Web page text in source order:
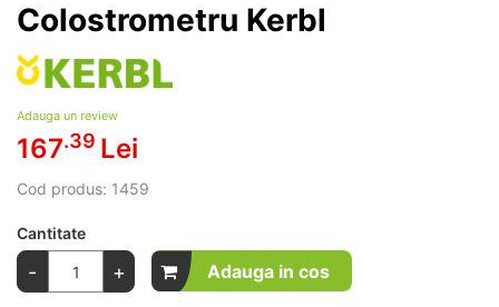
Colostrometru Kerbl
Adauga un review
167.39 Lei
Cod produs: 1459
Cantitate
- + Adauga in cos